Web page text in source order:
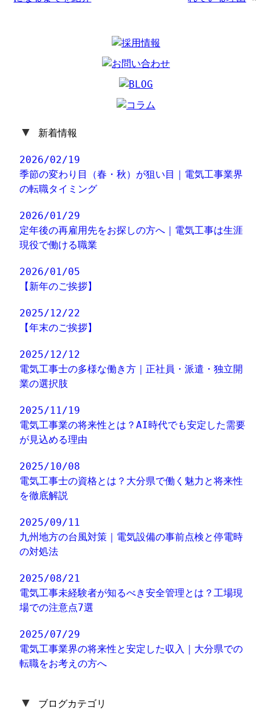
▼ 新着情報
2026/02/19
季節の変わり目（春・秋）が狙い目｜電気工事業界
の転職タイミング
2026/01/29
定年後の再雇用先をお探しの方へ｜電気工事は生涯
現役で働ける職業
2026/01/05
【新年のご挨拶】
2025/12/22
【年末のご挨拶】
2025/12/12
電気工事士の多様な働き方｜正社員・派遣・独立開
業の選択肢
2025/11/19
電気工事業の将来性とは？AI時代でも安定した需要
が見込める理由
2025/10/08
電気工事士の資格とは？大分県で働く魅力と将来性
を徹底解説
2025/09/11
九州地方の台風対策｜電気設備の事前点検と停電時
の対処法
2025/08/21
電気工事未経験者が知るべき安全管理とは？工場現
場での注意点7選
2025/07/29
電気工事業界の将来性と安定した収入｜大分県での
転職をお考えの方へ
▼ ブログカテゴリ